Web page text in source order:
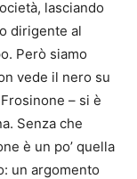
lasciando
dirigente al
Però siamo
vede il nero su
– si è
Senza che
è un po’ quella
un argomento